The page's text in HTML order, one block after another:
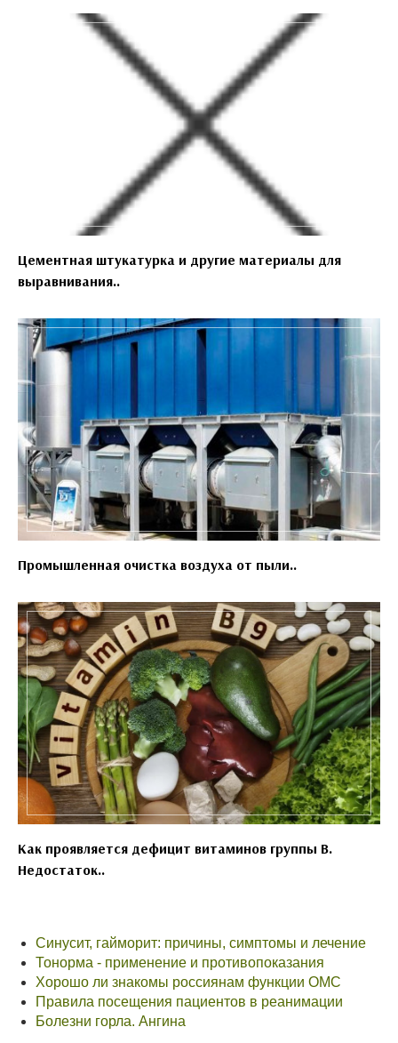
Цементная штукатурка и другие материалы для
выравнивания..
Промышленная очистка воздуха от пыли..
Как проявляется дефицит витаминов группы B.
Недостаток..
Синусит, гайморит: причины, симптомы и лечение
Тонорма - применение и противопоказания
Хорошо ли знакомы россиянам функции ОМС
Правила посещения пациентов в реанимации
Болезни горла. Ангина